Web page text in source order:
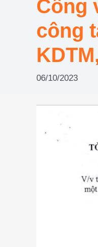
Công
công
06/10/2023